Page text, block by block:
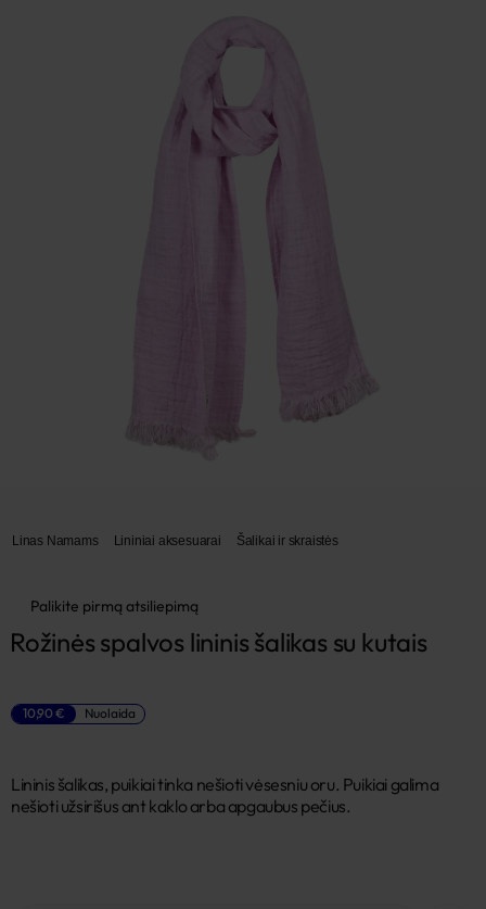
Linas Namams Lininiai aksesuarai Šalikai ir skraistės
Palikite pirmą atsiliepimą
Rožinės spalvos lininis šalikas su kutais
10,90 € Nuolaida
Lininis šalikas, puikiai tinka nešioti vėsesniu oru. Puikiai galima
nešioti užsirišus ant kaklo arba apgaubus pečius.